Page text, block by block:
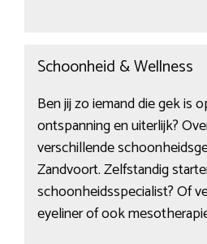
Schoonheid & Wellness
Ben jij zo iemand die gek is
ontspanning en uiterlijk?
verschillende
Zandvoort. Zelfstandig
schoonheidsspecialist? Of
eyeliner of ook